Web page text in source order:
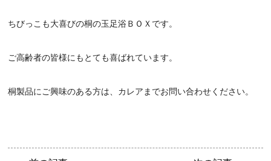
ちびっこも大喜びの桐の玉足浴ＢＯＸです。
ご高齢者の皆様にもとても喜ばれています。
桐製品にご興味のある方は、カレアまでお問い合わせください。